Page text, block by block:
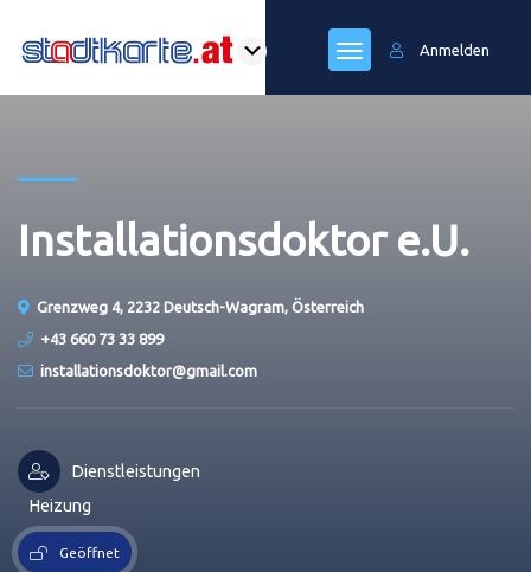
Anmelden
Installationsdoktor e.U.
Grenzweg 4, 2232 Deutsch-Wagram, Österreich
+43 660 73 33 899
installationsdoktor@gmail.com
Dienstleistungen
Heizung
Geöffnet